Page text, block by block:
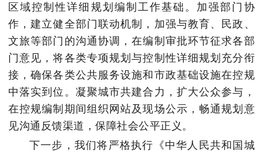
区域控制性详细规划编制工作基础。加强部门协
作，建立健全部门联动机制，加强与教育、民政、
文旅等部门的沟通协调，在编制审批环节征求各部
门意见，将各类专项规划与控制性详细规划充分衔
接，确保各类公共服务设施和市政基础设施在控规
中落实到位。凝聚城市共建合力，扩大公众参与，
在控规编制期间组织网站及现场公示，畅通规划意
见沟通反馈渠道，保障社会公平正义。
下一步，我们将严格执行《中华人民共和国城